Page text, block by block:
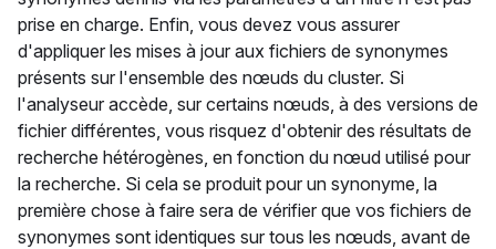
prise en charge. Enfin, vous devez vous assurer
d'appliquer les mises à jour aux fichiers de synonymes
présents sur l'ensemble des nœuds du cluster. Si
l'analyseur accède, sur certains nœuds, à des versions de
fichier différentes, vous risquez d'obtenir des résultats de
recherche hétérogènes, en fonction du nœud utilisé pour
la recherche. Si cela se produit pour un synonyme, la
première chose à faire sera de vérifier que vos fichiers de
synonymes sont identiques sur tous les nœuds, avant de